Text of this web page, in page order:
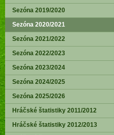
Sezóna 2019/2020
Sezóna 2020/2021
Sezóna 2021/2022
Sezóna 2022/2023
Sezóna 2023/2024
Sezóna 2024/2025
Sezóna 2025/2026
Hráčské štatistiky 2011/2012
Hráčské štatistiky 2012/2013